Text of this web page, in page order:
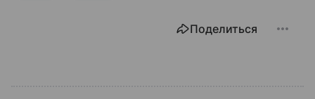
Поделиться